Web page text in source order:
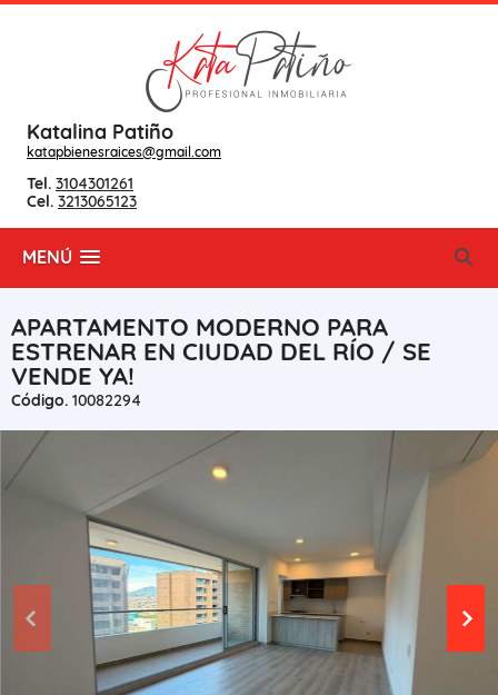
Katalina Patiño
katapbienesraices@gmail.com
Tel. 3104301261
Cel. 3213065123
MENÚ
APARTAMENTO MODERNO PARA
ESTRENAR EN CIUDAD DEL RÍO / SE
VENDE YA!
Código. 10082294